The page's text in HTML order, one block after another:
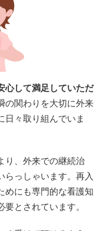
心して満足していただ
の関わりを大切に外来
日々取り組んでいま
り、外来での継続治
らっしゃいます。再入
めにも専門的な看護知
とされています。